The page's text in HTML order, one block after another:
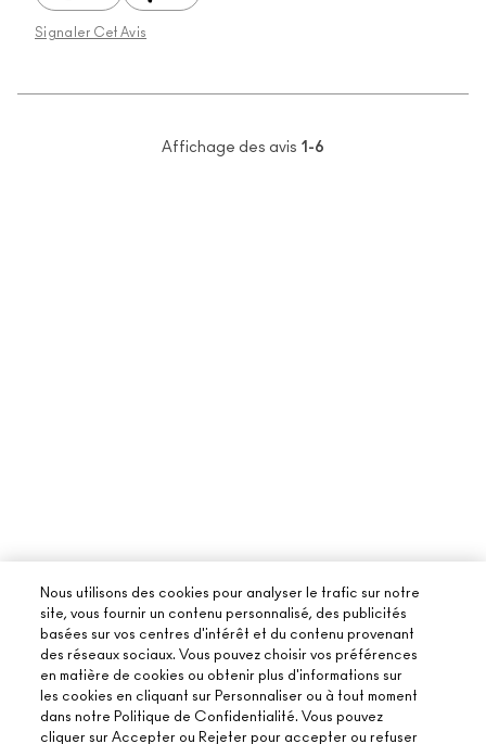
Signaler Cet Avis
Affichage des avis 1-6
Nous utilisons des cookies pour analyser le trafic sur notre
site, vous fournir un contenu personnalisé, des publicités
basées sur vos centres d'intérêt et du contenu provenant
des réseaux sociaux. Vous pouvez choisir vos préférences
en matière de cookies ou obtenir plus d'informations sur
les cookies en cliquant sur Personnaliser ou à tout moment
dans notre Politique de Confidentialité. Vous pouvez
cliquer sur Accepter ou Rejeter pour accepter ou refuser